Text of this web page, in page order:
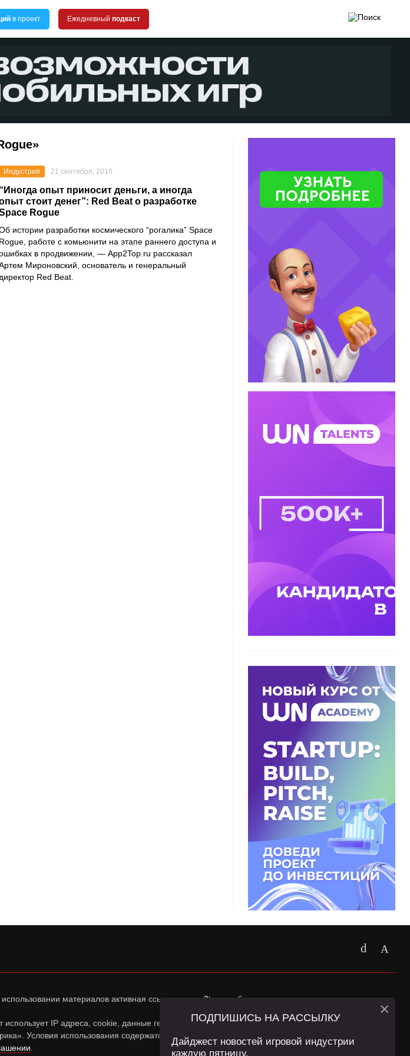
в проект Ежедневный подкаст
Индустрия 21 сентября, 2016
“Иногда опыт приносит деньги, а иногда
стоит денег”: Red Beat о разработке
Rogue
истории разработки космического “рогалика” Space
Rogue, работе с комьюнити на этапе раннего доступа и
в продвижении, — App2Top.ru рассказал
Мироновский, основатель и генеральный
директор Red Beat.
материалов активная ссылка наapp2top.ruобязательна.
использует IP адреса, cookie, данные геолокации Пользователей сайта и сервис «Яндекс
Условия использования содержатся в
Политике конфиденциальностии
ПОДПИШИСЬ НА РАССЫЛКУ
Дайджест новостей игровой индустрии
каждую пятницу.
×